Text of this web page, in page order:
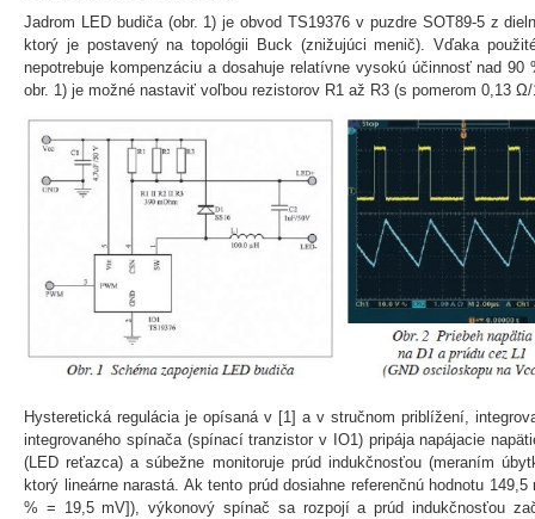
Jadrom LED budiča (obr. 1) je obvod TS19376 v puzdre SOT89-5 z
ktorý je postavený na topológii Buck (znižujúci menič). Vďaka
nepotrebuje kompenzáciu a dosahuje relatívne vysokú účinnosť nad
obr. 1) je možné nastaviť voľbou rezistorov R1 až R3 (s pomerom 0,13
Hysteretická regulácia je opísaná v [1] a v stručnom priblížení,
integrovaného spínača (spínací tranzistor v IO1) pripája napájacie
(LED reťazca) a súbežne monitoruje prúd indukčnosťou (meraním
ktorý lineárne narastá. Ak tento prúd dosiahne referenčnú hodnotu
% = 19,5 mV]), výkonový spínač sa rozpojí a prúd indukčnosťou